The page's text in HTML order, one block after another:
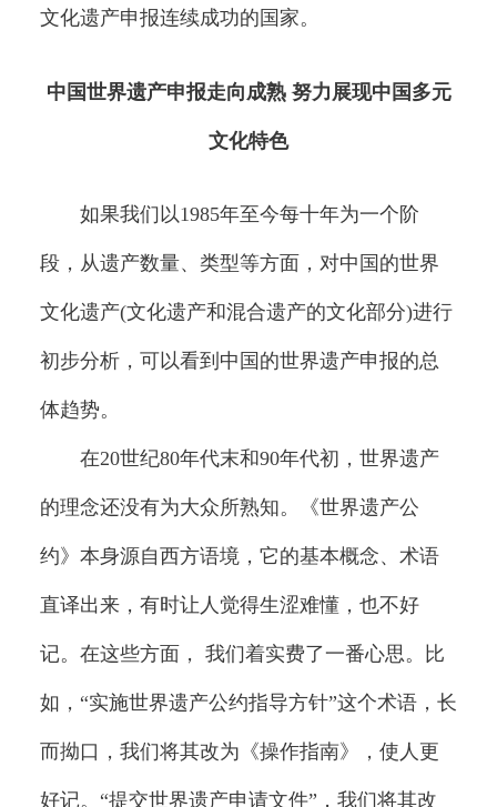
文化遗产申报连续成功的国家。
中国世界遗产申报走向成熟 努力展现中国多元
文化特色
如果我们以1985年至今每十年为一个阶
段，从遗产数量、类型等方面，对中国的世界
文化遗产(文化遗产和混合遗产的文化部分)进行
初步分析，可以看到中国的世界遗产申报的总
体趋势。
在20世纪80年代末和90年代初，世界遗产
的理念还没有为大众所熟知。《世界遗产公
约》本身源自西方语境，它的基本概念、术语
直译出来，有时让人觉得生涩难懂，也不好
记。在这些方面， 我们着实费了一番心思。比
如，“实施世界遗产公约指导方针”这个术语，长
而拗口，我们将其改为《操作指南》，使人更
好记。“提交世界遗产申请文件”，我们将其改